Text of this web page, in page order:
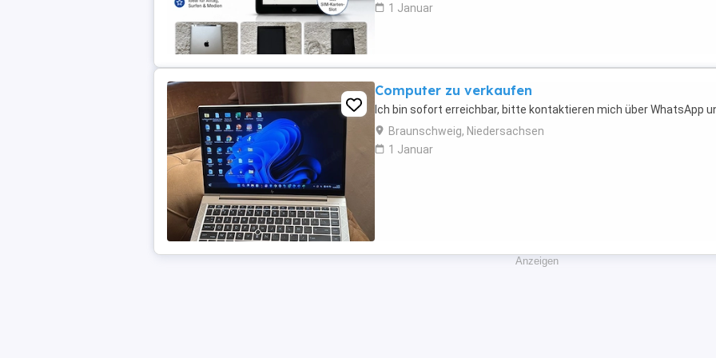
1 Januar
Computer zu verkaufen
Ich bin sofort erreichbar, bitte kontaktieren mich über WhatsApp
Braunschweig, Niedersachsen
1 Januar
Anzeigen